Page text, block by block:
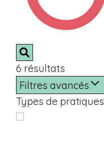
6 résultats
Filtres avancés
Types de pratiques